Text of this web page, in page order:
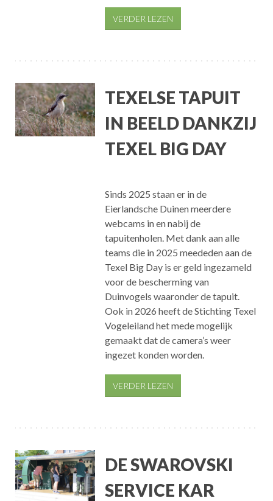
VERDER LEZEN
TEXELSE TAPUIT
IN BEELD DANKZIJ
TEXEL BIG DAY
Sinds 2025 staan er in de
Eierlandsche Duinen meerdere
webcams in en nabij de
tapuitenholen. Met dank aan alle
teams die in 2025 meededen aan de
Texel Big Day is er geld ingezameld
voor de bescherming van
Duinvogels waaronder de tapuit.
Ook in 2026 heeft de Stichting Texel
Vogeleiland het mede mogelijk
gemaakt dat de camera’s weer
ingezet konden worden.
VERDER LEZEN
DE SWAROVSKI
SERVICE KAR